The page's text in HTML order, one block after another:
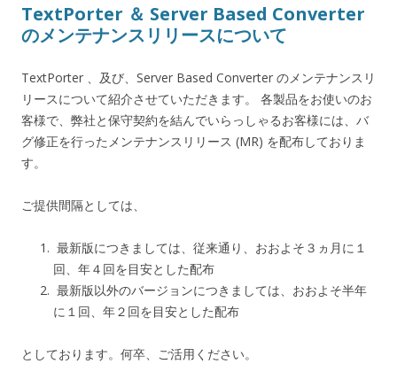
TextPorter ＆ Server Based Converter
のメンテナンスリリースについて
TextPorter 、及び、Server Based Converter のメンテナンスリ
リースについて紹介させていただきます。 各製品をお使いのお
客様で、弊社と保守契約を結んでいらっしゃるお客様には、バ
グ修正を行ったメンテナンスリリース (MR) を配布しておりま
す。
ご提供間隔としては、
最新版につきましては、従来通り、おおよそ３ヵ月に１
回、年４回を目安とした配布
最新版以外のバージョンにつきましては、おおよそ半年
に１回、年２回を目安とした配布
としております。何卒、ご活用ください。